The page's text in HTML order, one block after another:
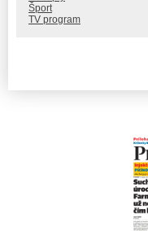
Šport
TV program